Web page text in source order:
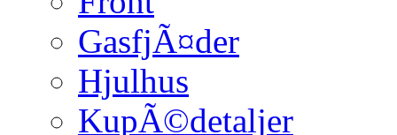
GasfjÃ¤der
Hjulhus
KupÃ©detaljer